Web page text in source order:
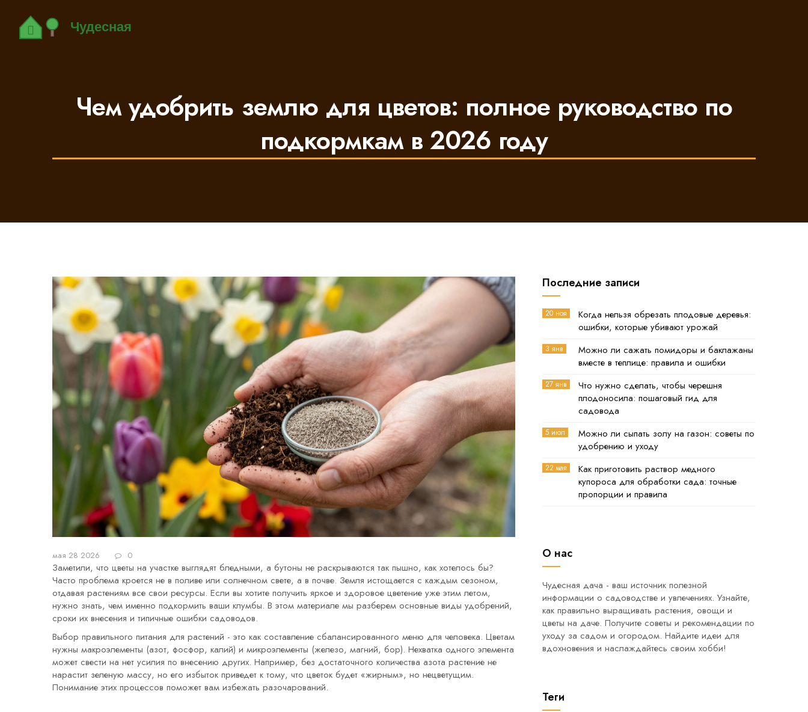
Чем удобрить землю для цветов: полное руководство по
подкормкам в 2026 году
мая 28 2026 0
Заметили, что цветы на участке выглядят бледными, а бутоны не раскрываются так пышно, как хотелось бы?
Часто проблема кроется не в поливе или солнечном свете, а в почве. Земля истощается с каждым сезоном,
отдавая растениям все свои ресурсы. Если вы хотите получить яркое и здоровое цветение уже этим летом,
нужно знать, чем именно подкормить ваши клумбы. В этом материале мы разберем основные виды удобрений,
сроки их внесения и типичные ошибки садоводов.
Выбор правильного питания для растений - это как составление сбалансированного меню для человека. Цветам
нужны макроэлементы (азот, фосфор, калий) и микроэлементы (железо, магний, бор). Нехватка одного элемента
может свести на нет усилия по внесению других. Например, без достаточного количества азота растение не
нарастит зеленую массу, но его избыток приведет к тому, что цветок будет «жирным», но нецветущим.
Понимание этих процессов поможет вам избежать разочарований.
Последние записи
20 ноя
Когда нельзя обрезать плодовые деревья:
ошибки, которые убивают урожай
3 янв
Можно ли сажать помидоры и баклажаны
вместе в теплице: правила и ошибки
27 янв
Что нужно сделать, чтобы черешня
плодоносила: пошаговый гид для
садовода
5 июл
Можно ли сыпать золу на газон: советы по
удобрению и уходу
22 мая
Как приготовить раствор медного
купороса для обработки сада: точные
пропорции и правила
О нас
Чудесная дача - ваш источник полезной
информации о садоводстве и увлечениях. Узнайте,
как правильно выращивать растения, овощи и
цветы на даче. Получите советы и рекомендации по
уходу за садом и огородом. Найдите идеи для
вдохновения и наслаждайтесь своим хобби!
Теги